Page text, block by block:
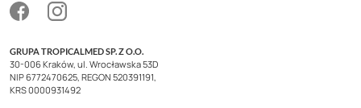
GRUPA TROPICALMED SP. Z O.O.
30-006 Kraków, ul. Wrocławska 53D
NIP 6772470625, REGON 520391191,
KRS 0000931492